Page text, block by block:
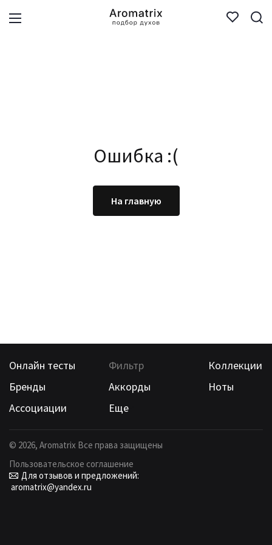
Ошибка :(
На главную
Онлайн тесты Фильтр
Коллекции
Бренды
Аккорды
Ноты
Ассоциации
Еще
© 2026, Aromatrix Все права защищены
Пользовательское соглашение
Для отзывов и предложений:
aromatrix@yandex.ru